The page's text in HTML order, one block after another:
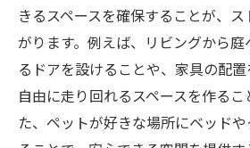
きるスペースを確保することが、
がります。例えば、リビングから
るドアを設けることや、家具の配
自由に走り回れるスペースを作る
た、ペットが好きな場所にベッド